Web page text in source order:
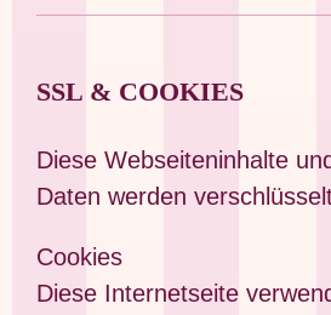
SSL & COOKIES
Diese Webseiteninhalte
Daten werden
Cookies
Diese Internetseite